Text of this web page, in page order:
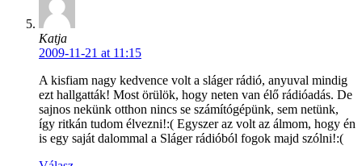
Katja
2009-11-21 at 11:15
A kisfiam nagy kedvence volt a sláger rádió, anyuval mindig
ezt hallgatták! Most örülök, hogy neten van élő rádióadás. De
sajnos nekünk otthon nincs se számítógépünk, sem netünk,
így ritkán tudom élvezni!:( Egyszer az volt az álmom, hogy én
is egy saját dalommal a Sláger rádióból fogok majd szólni!:(